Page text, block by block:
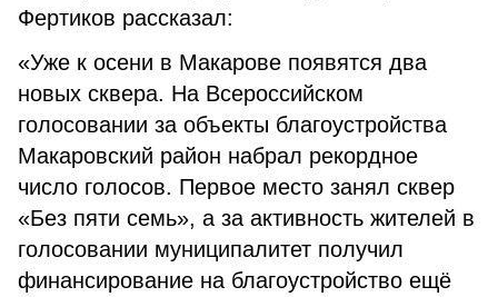
Фертиков рассказал:
«Уже к осени в Макарове появятся два
новых сквера. На Всероссийском
голосовании за объекты благоустройства
Макаровский район набрал рекордное
число голосов. Первое место занял сквер
«Без пяти семь», а за активность жителей в
голосовании муниципалитет получил
финансирование на благоустройство ещё